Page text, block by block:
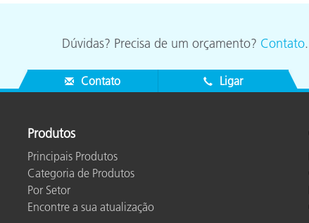
Dúvidas? Precisa de um orçamento? Contato.
Contato Ligar
Produtos
Principais Produtos
Categoria de Produtos
Por Setor
Encontre a sua atualização